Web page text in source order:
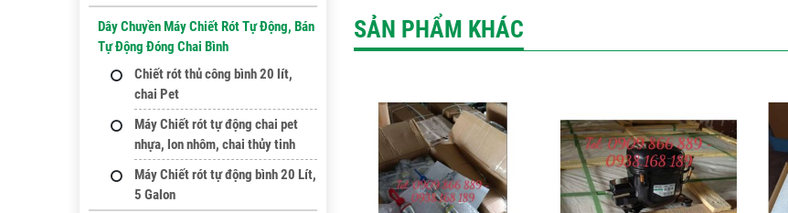
SẢN PHẨM KHÁC
Dây Chuyền Máy Chiết Rót Tự Động, Bán
Tự Động Đóng Chai Bình
Chiết rót thủ công bình 20 lít,
chai Pet
Máy Chiết rót tự động chai pet
nhựa, lon nhôm, chai thủy tinh
Máy Chiết rót tự động bình 20 Lít,
5 Galon